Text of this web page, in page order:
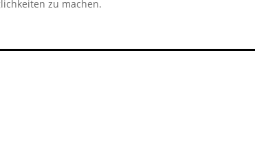
zu machen.